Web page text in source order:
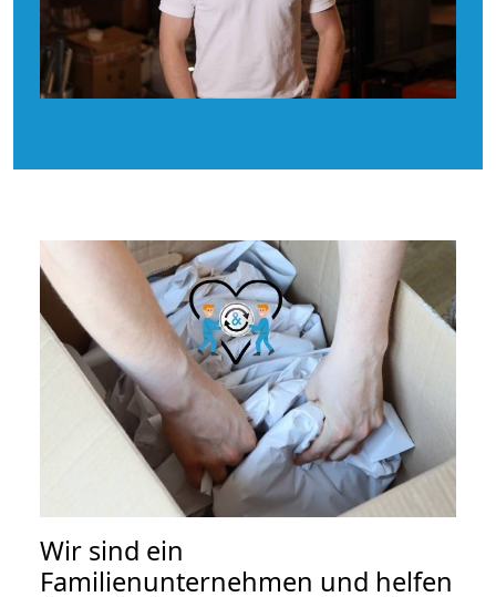
Wir sind ein
Familienunternehmen und helfen